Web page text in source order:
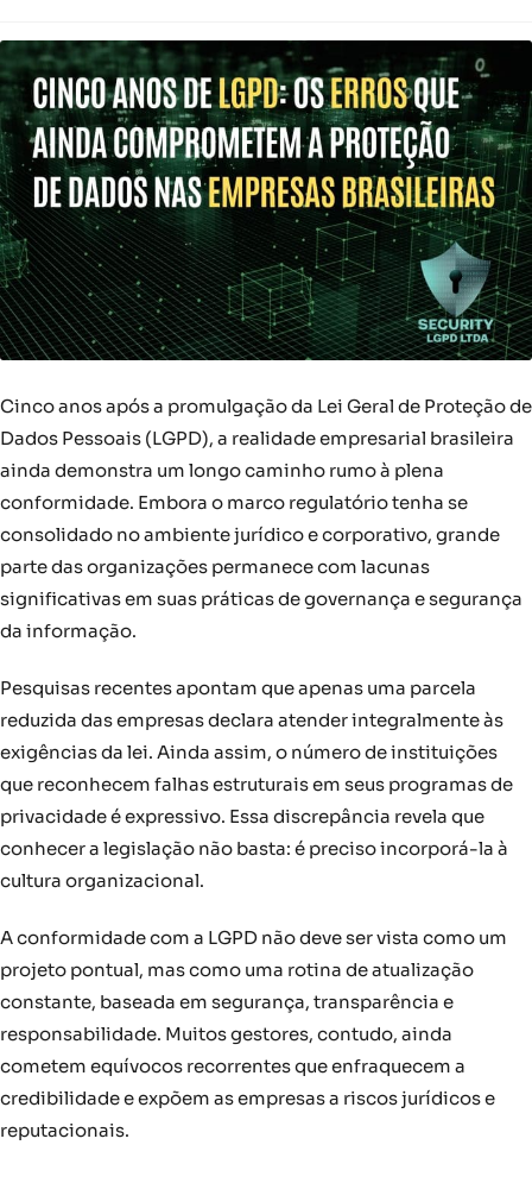
Cinco anos após a promulgação da Lei Geral de Proteção de
Dados Pessoais (LGPD), a realidade empresarial brasileira
ainda demonstra um longo caminho rumo à plena
conformidade. Embora o marco regulatório tenha se
consolidado no ambiente jurídico e corporativo, grande
parte das organizações permanece com lacunas
significativas em suas práticas de governança e segurança
da informação.
Pesquisas recentes apontam que apenas uma parcela
reduzida das empresas declara atender integralmente às
exigências da lei. Ainda assim, o número de instituições
que reconhecem falhas estruturais em seus programas de
privacidade é expressivo. Essa discrepância revela que
conhecer a legislação não basta: é preciso incorporá-la à
cultura organizacional.
A conformidade com a LGPD não deve ser vista como um
projeto pontual, mas como uma rotina de atualização
constante, baseada em segurança, transparência e
responsabilidade. Muitos gestores, contudo, ainda
cometem equívocos recorrentes que enfraquecem a
credibilidade e expõem as empresas a riscos jurídicos e
reputacionais.